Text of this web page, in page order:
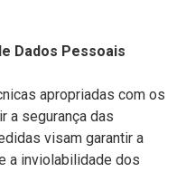
Dados Pessoais
apropriadas com os
a segurança das
visam garantir a
a inviolabilidade dos